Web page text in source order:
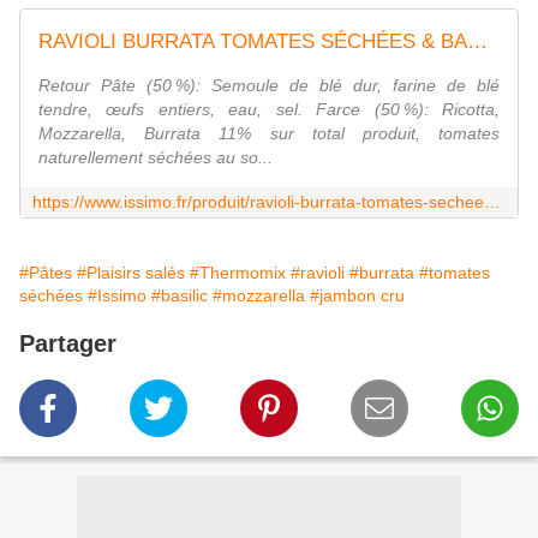
RAVIOLI BURRATA TOMATES SÉCHÉES & BASILIC
Retour Pâte (50 %): Semoule de blé dur, farine de blé
tendre, œufs entiers, eau, sel. Farce (50 %): Ricotta,
Mozzarella, Burrata 11% sur total produit, tomates
naturellement séchées au so...
#Pâtes #Plaisirs salés #Thermomix #ravioli #burrata #tomates
séchées #Issimo #basilic #mozzarella #jambon cru
Partager